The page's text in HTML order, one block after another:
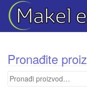
Pronađite
Pretraga